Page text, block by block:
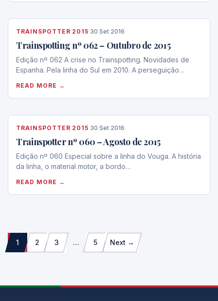
TRAINSPOTTER 2015·30 Set 2016
Trainspotting nº 062 – Outubro de 2015
Edição nº 062 A crise no Trainspotting. Novidades de
Espanha. Pela linha do Sul em 2010. A perseguição…
READ MORE →
TRAINSPOTTER 2015·30 Set 2016
Trainspotter nº 060 – Agosto de 2015
Edição nº 060 Especial sobre a linha do Vouga. A história
da linha, o material motor, a bordo…
READ MORE →
Paginação
dos
1 2 3 … 5 Next →